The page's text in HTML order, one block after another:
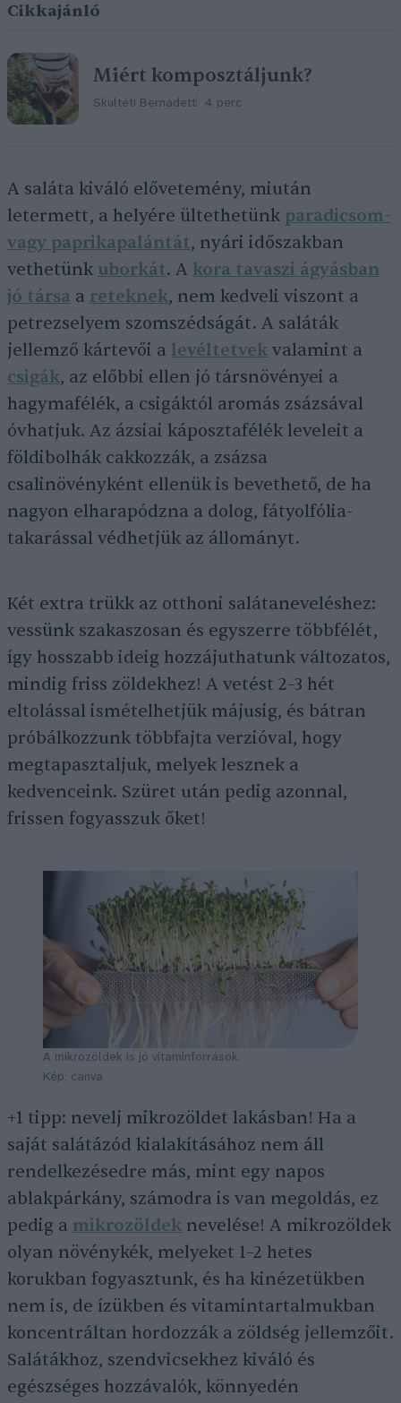
Cikkajánló
Miért komposztáljunk?
Skultéti Bernadett 4 perc
A saláta kiváló elővetemény, miután
letermett, a helyére ültethetünk paradicsom-
vagy paprikapalántát, nyári időszakban
vethetünk uborkát. A kora tavaszi ágyásban
jó társa a reteknek, nem kedveli viszont a
petrezselyem szomszédságát. A saláták
jellemző kártevői a levéltetvek valamint a
csigák, az előbbi ellen jó társnövényei a
hagymafélék, a csigáktól aromás zsázsával
óvhatjuk. Az ázsiai káposztafélék leveleit a
földibolhák cakkozzák, a zsázsa
csalinövényként ellenük is bevethető, de ha
nagyon elharapódzna a dolog, fátyolfólia-
takarással védhetjük az állományt.
Két extra trükk az otthoni salátaneveléshez:
vessünk szakaszosan és egyszerre többfélét,
így hosszabb ideig hozzájuthatunk változatos,
mindig friss zöldekhez! A vetést 2–3 hét
eltolással ismételhetjük májusig, és bátran
próbálkozzunk többfajta verzióval, hogy
megtapasztaljuk, melyek lesznek a
kedvenceink. Szüret után pedig azonnal,
frissen fogyasszuk őket!
A mikrozöldek is jó vitaminforrások.
Kép: canva
+1 tipp: nevelj mikrozöldet lakásban! Ha a
saját salátázód kialakításához nem áll
rendelkezésedre más, mint egy napos
ablakpárkány, számodra is van megoldás, ez
pedig a mikrozöldek nevelése! A mikrozöldek
olyan növénykék, melyeket 1–2 hetes
korukban fogyasztunk, és ha kinézetükben
nem is, de ízükben és vitamintartalmukban
koncentráltan hordozzák a zöldség jellemzőit.
Salátákhoz, szendvicsekhez kiváló és
egészséges hozzávalók, könnyedén